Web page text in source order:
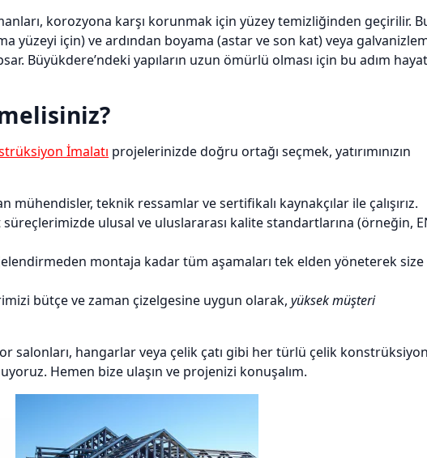
korozyona karşı korunmak için yüzey temizliğinden geçirilir.
yüzeyi için) ve ardından boyama (astar ve son kat) veya
Büyükdere’ndeki yapıların uzun ömürlü olması için bu adım
İmalatı projelerinizde doğru ortağı seçmek, yatırımınızın
mühendisler, teknik ressamlar ve sertifikalı kaynakçılar ile çalışırız.
ulusal ve uluslararası kalite standartlarına (örneğin,
montaja kadar tüm aşamaları tek elden yöneterek size
bütçe ve zaman çizelgesine uygun olarak, yüksek müşteri
salonları, hangarlar veya çelik çatı gibi her türlü çelik
Hemen bize ulaşın ve projenizi konuşalım.